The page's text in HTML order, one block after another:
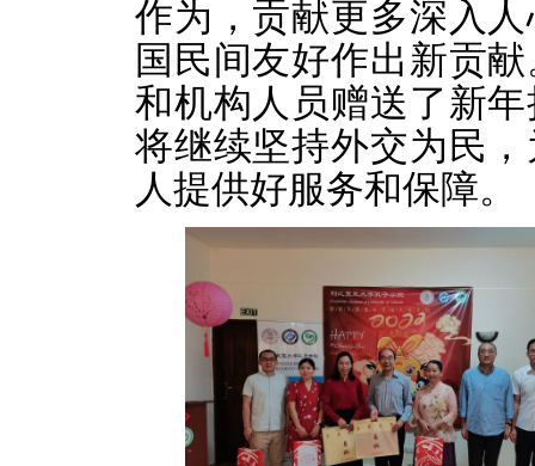
作为，贡献更多深入
国民间友好作出新贡
和机构人员赠送了新
将继续坚持外交为民
人提供好服务和保障。